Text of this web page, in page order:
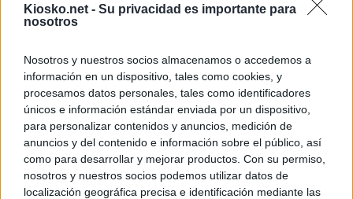
Kiosko.net - Su privacidad es importante para
nosotros
Nosotros y nuestros socios almacenamos o accedemos a
información en un dispositivo, tales como cookies, y
procesamos datos personales, tales como identificadores
únicos e información estándar enviada por un dispositivo,
para personalizar contenidos y anuncios, medición de
anuncios y del contenido e información sobre el público, así
como para desarrollar y mejorar productos. Con su permiso,
nosotros y nuestros socios podemos utilizar datos de
localización geográfica precisa e identificación mediante las